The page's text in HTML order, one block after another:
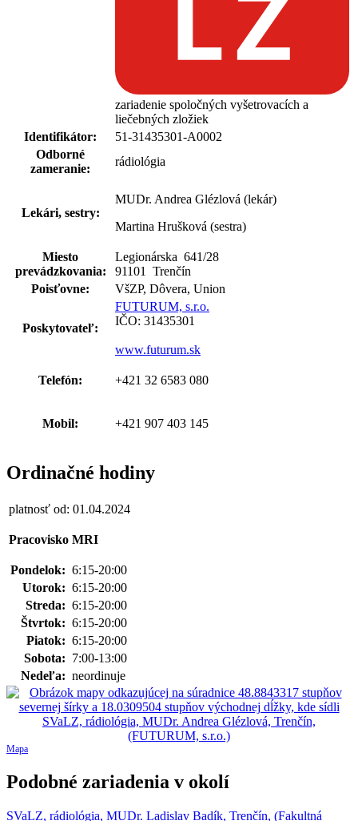
zariadenie spoločných vyšetrovacích a
liečebných zložiek
Identifikátor:
51-31435301-A0002
Odborné
zameranie:
rádiológia
Lekári, sestry:
MUDr. Andrea Glézlová (lekár)
Martina Hrušková (sestra)
Miesto
prevádzkovania:
Legionárska 641/28
91101 Trenčín
Poisťovne:
VšZP, Dôvera, Union
Poskytovateľ:
FUTURUM, s.r.o.
IČO: 31435301
www.futurum.sk
Telefón: +421 32 6583 080
Mobil: +421 907 403 145
Ordinačné hodiny
platnosť od: 01.04.2024
Pracovisko MRI
Pondelok: 6:15-20:00
Utorok: 6:15-20:00
Streda: 6:15-20:00
Štvrtok: 6:15-20:00
Piatok: 6:15-20:00
Sobota: 7:00-13:00
Nedeľa: neordinuje
Mapa
Podobné zariadenia v okolí
SVaLZ, rádiológia, MUDr. Ladislav Badík, Trenčín, (Fakultná